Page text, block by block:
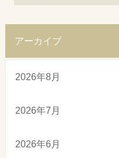
アーカイブ
2026年8月
2026年7月
2026年6月